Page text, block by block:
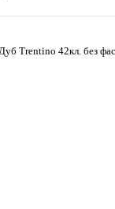
Trentino 42кл. без